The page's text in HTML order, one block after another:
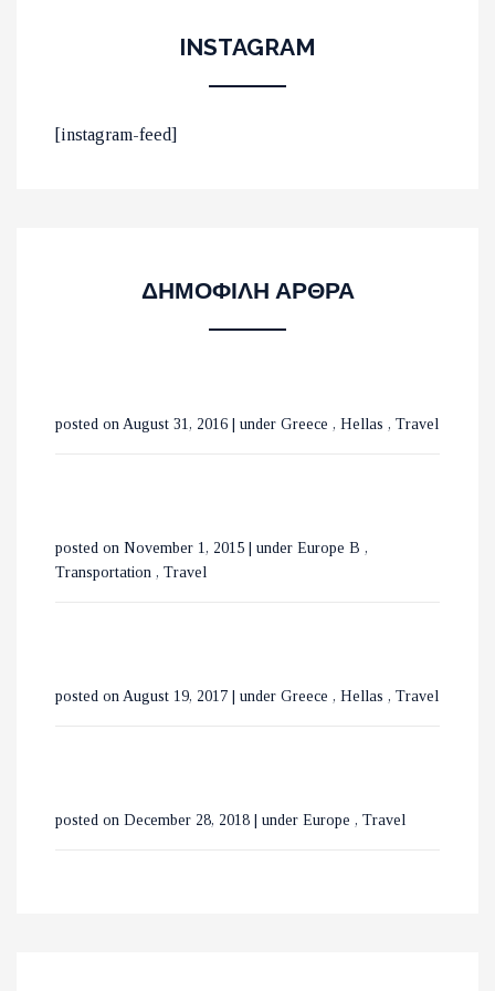
INSTAGRAM
[instagram-feed]
ΔΗΜΟΦΙΛΗ ΑΡΘΡΑ
ΟΙ 10 ΟΜΟΡΦΟΤΕΡΕΣ
posted on August 31, 2016 under Greece , Hellas , Travel
ΟΛΛΑΝΔΙΑ
posted on November 1, 2015 under Europe B ,
Transportation , Travel
posted on August 19, 2017 under Greece , Hellas , Travel
ΒΟΥΚΟΥΡΕΣΤΙ ΣΕ 3 ΗΜΕΡΕΣ
posted on December 28, 2018 under Europe , Travel